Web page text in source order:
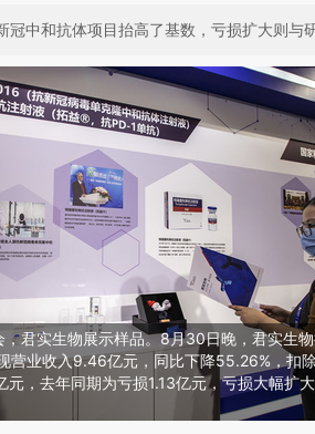
冠中和抗体项目抬高了基数，亏损扩大则与
，君实生物展示样品。8月30日晚，君实生
营业收入9.46亿元，同比下降55.26%，扣
，去年同期为亏损1.13亿元，亏损大幅扩大